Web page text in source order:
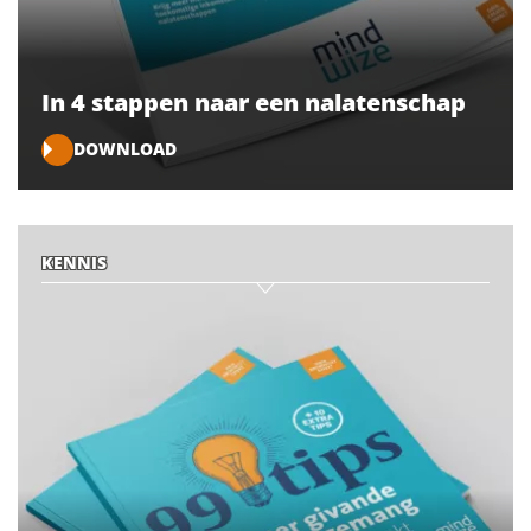
In 4 stappen naar een nalatenschap
DOWNLOAD
KENNIS